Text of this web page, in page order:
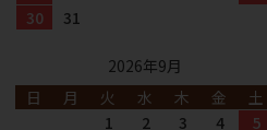
30
31
2026年9月
日
月 火 水 木 金
土
1
2 3 4 5